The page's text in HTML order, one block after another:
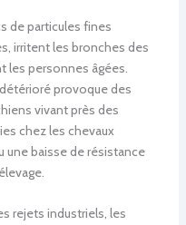
de particules fines
irritent les bronches des
personnes âgées.
provoque des
vivant près des
chez les chevaux
une baisse de résistance
rejets industriels, les